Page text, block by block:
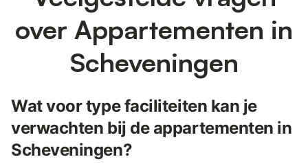
over Appartementen in
Scheveningen
Wat voor type faciliteiten kan je
verwachten bij de appartementen in
Scheveningen?